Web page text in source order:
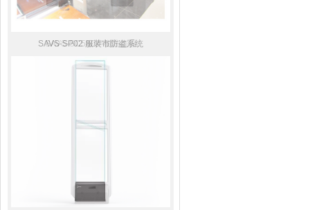
SAVS-SC580声磁防盗器
SAVS-SP02 服装市防盗系统